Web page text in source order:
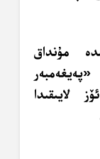
مۇنداق
«پەيغەمبەر
لايىقىدا